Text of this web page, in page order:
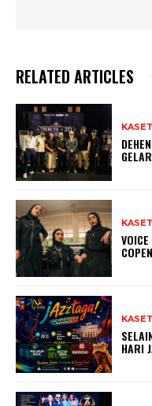
RELATED ARTICLES
HARI